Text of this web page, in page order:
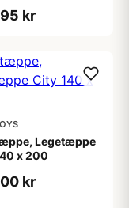
kr
Legetæppe
x 200
kr